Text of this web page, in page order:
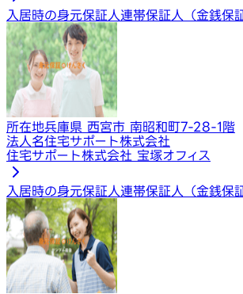
入居時の身元保証人連帯保証人（金銭保
所在地兵庫県 西宮市 南昭和町7-28-1階
法人名住宅サポート株式会社
住宅サポート株式会社 宝塚オフィス
入居時の身元保証人連帯保証人（金銭保